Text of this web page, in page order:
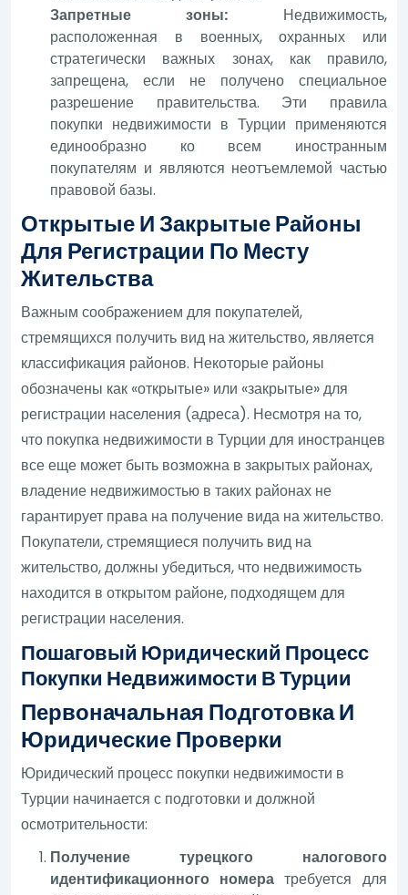
Запретные зоны: Недвижимость,
расположенная в военных, охранных или
стратегически важных зонах, как правило,
запрещена, если не получено специальное
разрешение правительства. Эти правила
покупки недвижимости в Турции применяются
единообразно ко всем иностранным
покупателям и являются неотъемлемой частью
правовой базы.
Открытые И Закрытые Районы
Для Регистрации По Месту
Жительства
Важным соображением для покупателей,
стремящихся получить вид на жительство, является
классификация районов. Некоторые районы
обозначены как «открытые» или «закрытые» для
регистрации населения (адреса). Несмотря на то,
что покупка недвижимости в Турции для иностранцев
все еще может быть возможна в закрытых районах,
владение недвижимостью в таких районах не
гарантирует права на получение вида на жительство.
Покупатели, стремящиеся получить вид на
жительство, должны убедиться, что недвижимость
находится в открытом районе, подходящем для
регистрации населения.
Пошаговый Юридический Процесс
Покупки Недвижимости В Турции
Первоначальная Подготовка И
Юридические Проверки
Юридический процесс покупки недвижимости в
Турции начинается с подготовки и должной
осмотрительности:
Получение турецкого налогового
идентификационного номератребуется для